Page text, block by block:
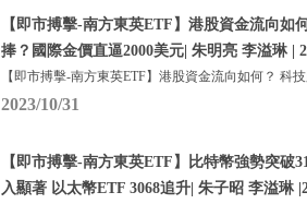
【即市搏擊-南方東英ETF】港股資金流向如
捧？國際金價直逼2000美元| 朱明亮 李溢琳 |
【即市搏擊-南方東英ETF】港股資金流向如何？ 科
2023/10/31
【即市搏擊-南方東英ETF】比特幣強勢突破
入顯著 以太幣ETF 3068追升| 朱子昭 李溢琳